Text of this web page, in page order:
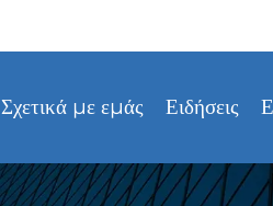
Σχετικά με εμάς Ειδήσεις